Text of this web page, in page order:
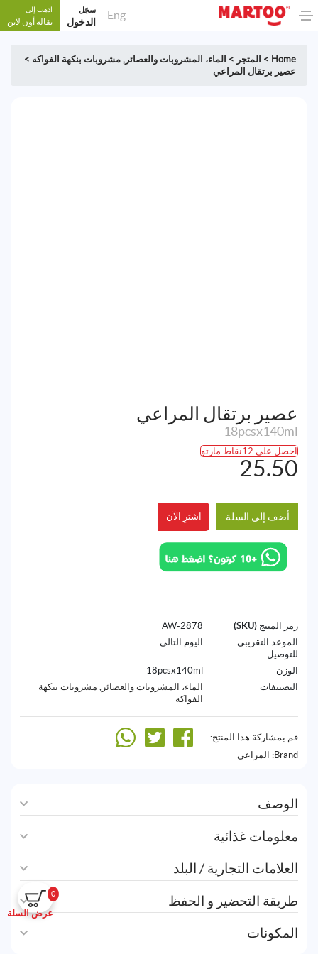
Eng سجَل
الدخول
اذهب إلى
بقالة أون لاين
0
عرض السلة
Home
> المتجر > الماء، المشروبات والعصائر , مشروبات بنكهة الفواكه >
عصير برتقال المراعي
عصير برتقال المراعي
18pcsx140ml
احصل على 12نقاط مارتو
25.50
أضف إلى السلة اشترِ الآن
رمز المنتج (SKU)
2878-AW
الموعد التقريبي
للتوصيل
اليوم التالي
الوزن
18pcsx140ml
التصنيفات
الماء، المشروبات والعصائر , مشروبات بنكهة
الفواكه
قم بمشاركة هذا المنتج:
Brand:
المراعي
الوصف
معلومات غذائية
العلامات التجارية / البلد
طريقة التحضير و الحفظ
المكونات